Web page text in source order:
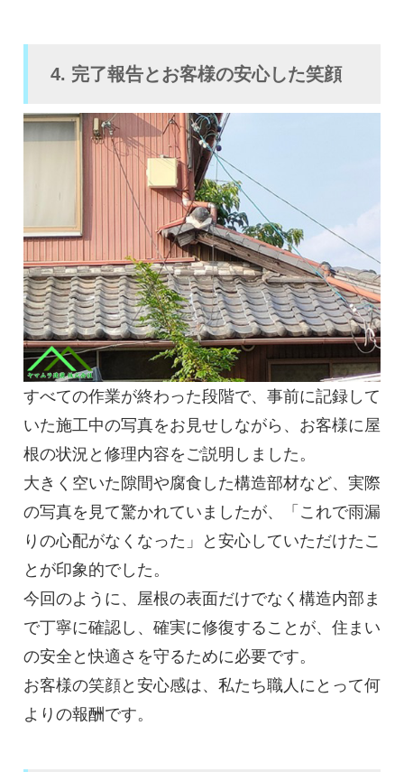
4. 完了報告とお客様の安心した笑顔
すべての作業が終わった段階で、事前に記録して
いた施工中の写真をお見せしながら、お客様に屋
根の状況と修理内容をご説明しました。
大きく空いた隙間や腐食した構造部材など、実際
の写真を見て驚かれていましたが、「これで雨漏
りの心配がなくなった」と安心していただけたこ
とが印象的でした。
今回のように、屋根の表面だけでなく構造内部ま
で丁寧に確認し、確実に修復することが、住まい
の安全と快適さを守るために必要です。
お客様の笑顔と安心感は、私たち職人にとって何
よりの報酬です。